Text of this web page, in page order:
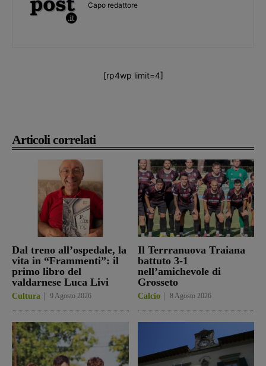
Articoli correlati
Dal treno all’ospedale, la
vita in “Frammenti”: il
primo libro del
valdarnese Luca Livi
Cultura 9 Agosto 2026
Il Terrranuova Traiana
battuto 3-1
nell’amichevole di
Grosseto
Calcio 8 Agosto 2026
Capo redattore
[rp4wp limit=4]